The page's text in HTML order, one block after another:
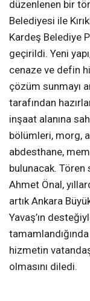
düzenlenen bir
Belediyesi ile
Kardeş Belediye
geçirildi. Yeni
cenaze ve defin
çözüm sunmayı
tarafından
inşaat alanına
bölümleri, morg,
abdesthane,
bulunacak. Tören
Ahmet Önal,
artık Ankara
Yavaş’ın
hizmetin
olmasını diledi.